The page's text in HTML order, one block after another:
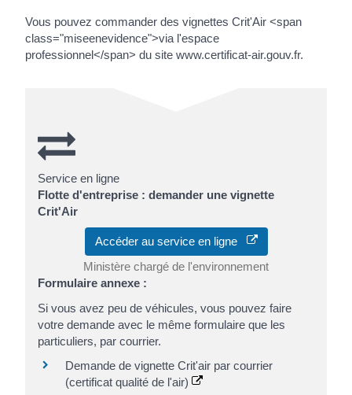
Vous pouvez commander des vignettes Crit'Air <span
class="miseenevidence">via l'espace
professionnel</span> du site www.certificat-air.gouv.fr.
Service en ligne
Flotte d'entreprise : demander une vignette
Crit'Air
Accéder au service en ligne
Ministère chargé de l'environnement
Formulaire annexe :
Si vous avez peu de véhicules, vous pouvez faire
votre demande avec le même formulaire que les
particuliers, par courrier.
Demande de vignette Crit'air par courrier
(certificat qualité de l'air)